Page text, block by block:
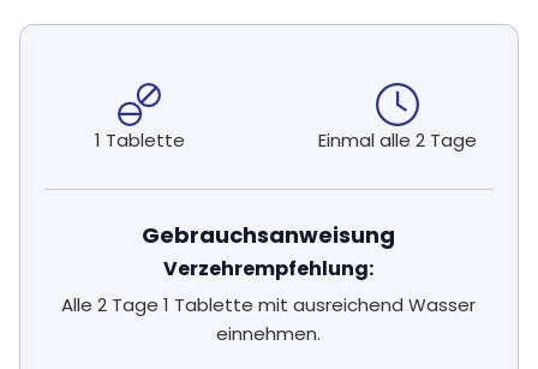
1 Tablette Einmal alle 2 Tage
Gebrauchsanweisung
Verzehrempfehlung:
Alle 2 Tage 1 Tablette mit ausreichend Wasser
einnehmen.